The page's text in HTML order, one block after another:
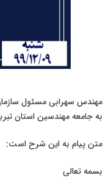
مهندس سهرابی مسئول
به جامعه مهندسین استان
متن پیام به این شرح است:
بسمه تعالی